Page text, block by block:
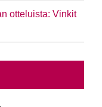
otteluista: Vinkit